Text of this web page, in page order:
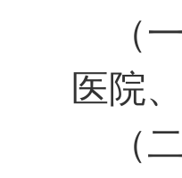
（
医院
（